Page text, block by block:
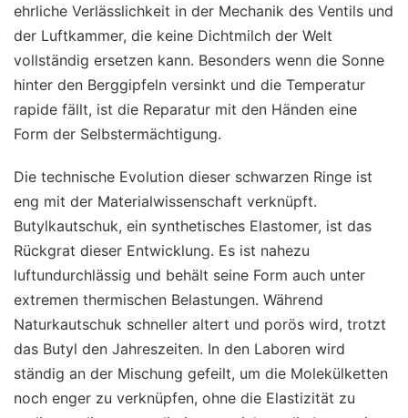
ehrliche Verlässlichkeit in der Mechanik des Ventils und
der Luftkammer, die keine Dichtmilch der Welt
vollständig ersetzen kann. Besonders wenn die Sonne
hinter den Berggipfeln versinkt und die Temperatur
rapide fällt, ist die Reparatur mit den Händen eine
Form der Selbstermächtigung.
Die technische Evolution dieser schwarzen Ringe ist
eng mit der Materialwissenschaft verknüpft.
Butylkautschuk, ein synthetisches Elastomer, ist das
Rückgrat dieser Entwicklung. Es ist nahezu
luftundurchlässig und behält seine Form auch unter
extremen thermischen Belastungen. Während
Naturkautschuk schneller altert und porös wird, trotzt
das Butyl den Jahreszeiten. In den Laboren wird
ständig an der Mischung gefeilt, um die Molekülketten
noch enger zu verknüpfen, ohne die Elastizität zu